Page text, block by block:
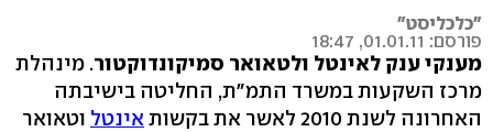
"כלכליסט"
פורסם: 01.01.11, 18:47
מענקי ענק לאינטל ולטאואר סמיקונדוקטור. מינהלת
מרכז השקעות במשרד התמ"ת, החליטה בישיבתה
האחרונה לשנת 2010 לאשר את בקשות
אינטל וטאואר